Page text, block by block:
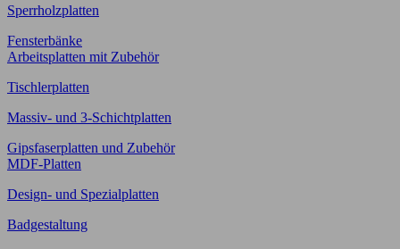
Sperrholzplatten
Fensterbänke
Arbeitsplatten mit Zubehör
Tischlerplatten
Massiv- und 3-Schichtplatten
Gipsfaserplatten und Zubehör
MDF-Platten
Design- und Spezialplatten
Badgestaltung